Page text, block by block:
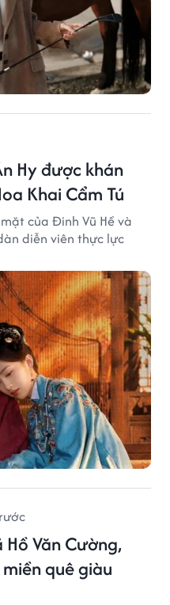
Hy được khán
Khai Cẩm Tú
của Đinh Vũ Hề và
diễn viên thực lực
Văn Cường,
quê giàu